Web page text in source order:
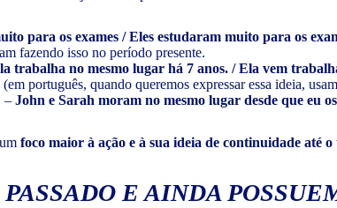
para os exames / Eles estudaram muito para os
fazendo isso no período presente.
trabalha no mesmo lugar há 7 anos. / Ela vem
português, quando queremos expressar essa ideia,
– John e Sarah moram no mesmo lugar desde que eu
foco maior à ação e à sua ideia de continuidade até o
E AINDA